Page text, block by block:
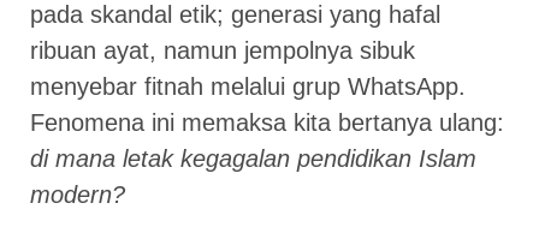
pada skandal etik; generasi yang hafal
ribuan ayat, namun jempolnya sibuk
menyebar fitnah melalui grup WhatsApp.
Fenomena ini memaksa kita bertanya ulang:
di mana letak kegagalan pendidikan Islam
modern?